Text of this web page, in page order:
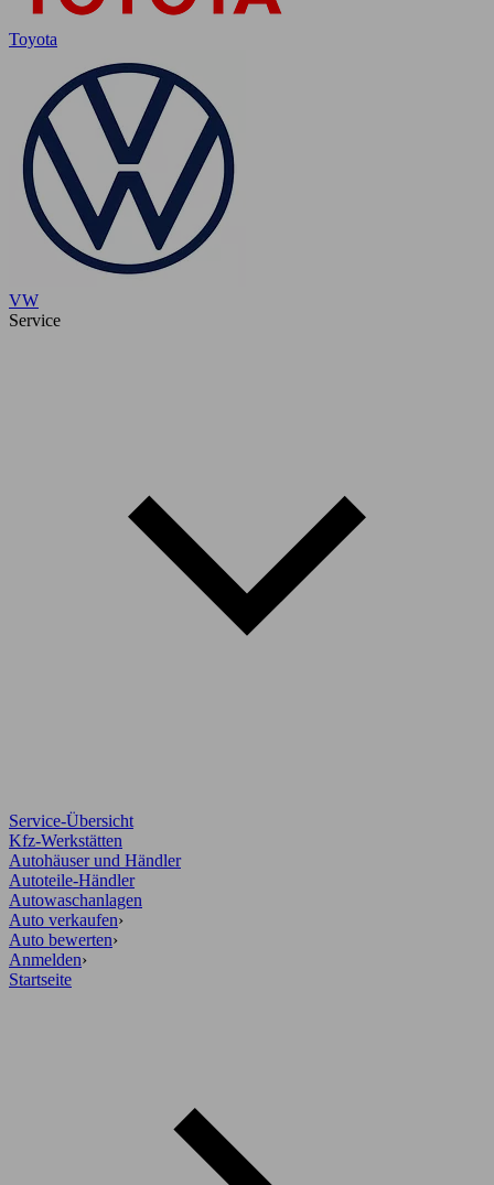
Toyota
VW
Service
Service-Übersicht
Kfz-Werkstätten
Autohäuser und Händler
Autoteile-Händler
Autowaschanlagen
Auto verkaufen›
Auto bewerten›
Anmelden›
Startseite